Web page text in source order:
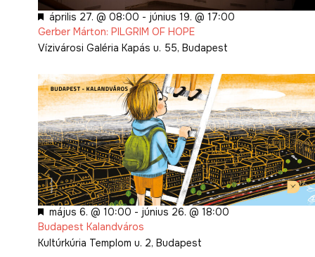
Kiemelt
április 27. @ 08:00 - június 19. @ 17:00
Gerber Márton: PILGRIM OF HOPE
Vízivárosi Galéria Kapás u. 55, Budapest
Kiemelt
május 6. @ 10:00 - június 26. @ 18:00
Budapest Kalandváros
Kultúrkúria Templom u. 2, Budapest